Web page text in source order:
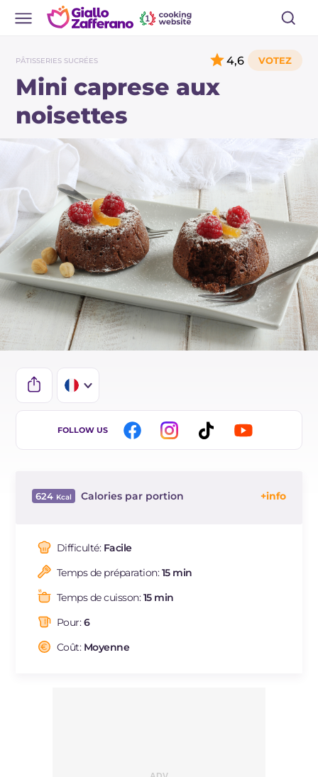
PÂTISSERIES SUCRÉES
Mini caprese aux
noisettes
4,6
IT
DE
NL
FOLLOW US
624 Calories par portion
Dont sucres
Protéine
Graisses
Fibre
Cholestérol
Difficulté: Facile
Temps de préparation:15 min
Temps de cuisson:15 min
Pour:6
Coût: Moyenne